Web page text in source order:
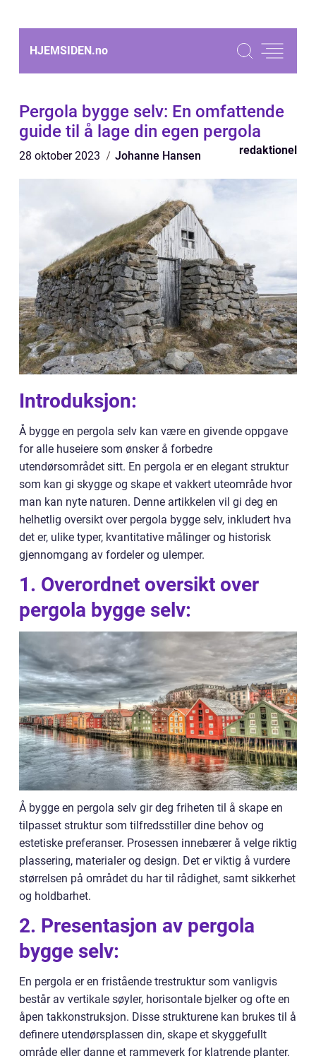
HJEMSIDEN.no
Pergola bygge selv: En omfattende
guide til å lage din egen pergola
28 oktober 2023 Johanne Hansen redaktionel
Introduksjon:
Å bygge en pergola selv kan være en givende oppgave
for alle huseiere som ønsker å forbedre
utendørsområdet sitt. En pergola er en elegant struktur
som kan gi skygge og skape et vakkert uteområde hvor
man kan nyte naturen. Denne artikkelen vil gi deg en
helhetlig oversikt over pergola bygge selv, inkludert hva
det er, ulike typer, kvantitative målinger og historisk
gjennomgang av fordeler og ulemper.
1. Overordnet oversikt over
pergola bygge selv:
Å bygge en pergola selv gir deg friheten til å skape en
tilpasset struktur som tilfredsstiller dine behov og
estetiske preferanser. Prosessen innebærer å velge riktig
plassering, materialer og design. Det er viktig å vurdere
størrelsen på området du har til rådighet, samt sikkerhet
og holdbarhet.
2. Presentasjon av pergola
bygge selv:
En pergola er en fristående trestruktur som vanligvis
består av vertikale søyler, horisontale bjelker og ofte en
åpen takkonstruksjon. Disse strukturene kan brukes til å
definere utendørsplassen din, skape et skyggefullt
område eller danne et rammeverk for klatrende planter.